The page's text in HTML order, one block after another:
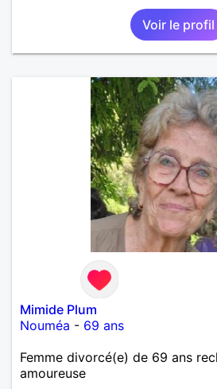
Voir le profil
Mimide Plum
Nouméa - 69 ans
Femme divorcé(e) de 69 ans
amoureuse